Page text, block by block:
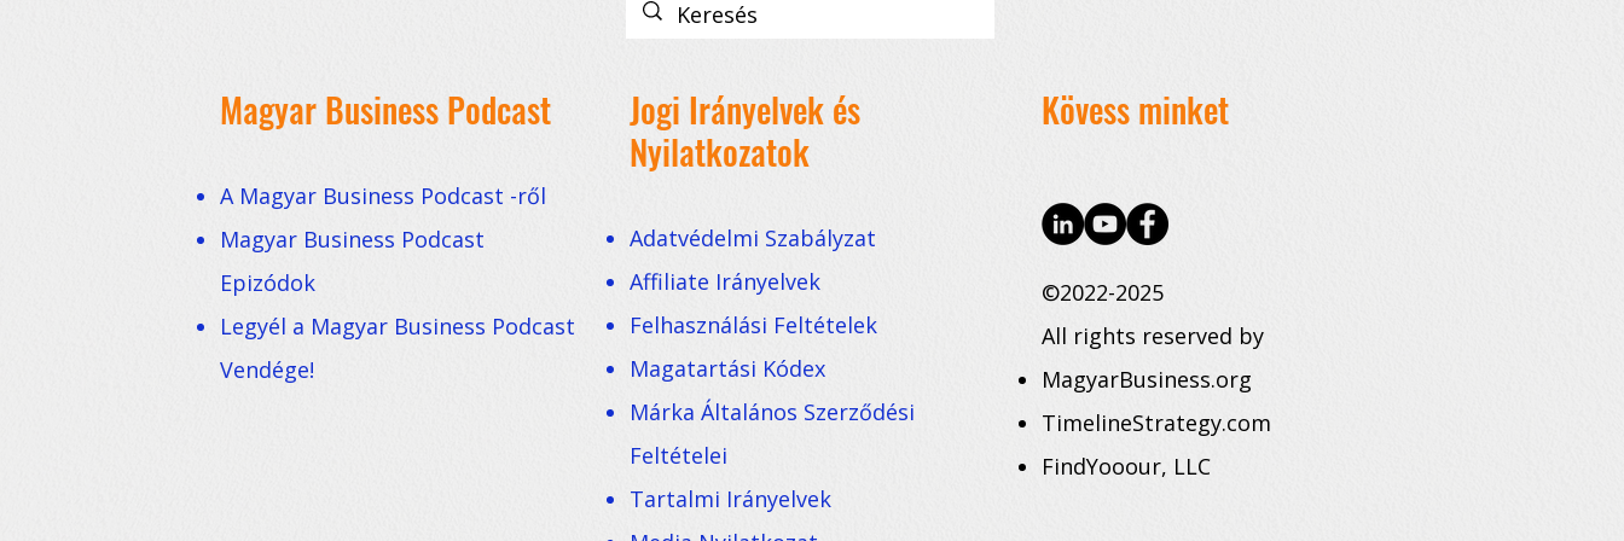
Magyar Business Podcast
A Magyar Business Podcast -ről
Magyar Business Podcast
Epizódok
Legyél a Magyar Business Podcast
Vendége!
Jogi Irányelvek és
Nyilatkozatok
Adatvédelmi Szabályzat
Affiliate Irányelvek
Felhasználási Feltételek
Magatartási Kódex
Márka Általános Szerződési
Feltételei
Tartalmi Irányelvek
Kövess minket
©2022-2025
All rights reserved by
MagyarBusiness.org
TimelineStrategy.com
FindYooour, LLC